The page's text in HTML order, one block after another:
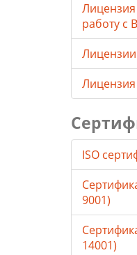
работу с
ISO
9001)
14001)